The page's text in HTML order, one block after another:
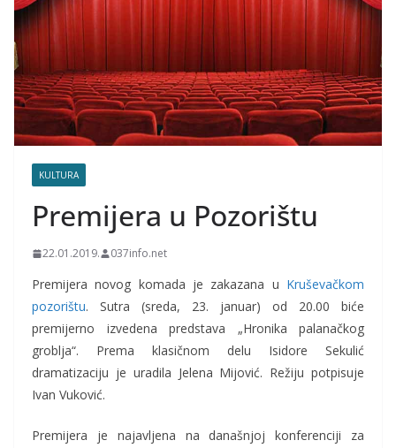
KULTURA
Premijera u Pozorištu
22.01.2019. 037info.net
Premijera novog komada je zakazana u Kruševačkom
pozorištu. Sutra (sreda, 23. januar) od 20.00 biće
premijerno izvedena predstava „Hronika palanačkog
groblja“. Prema klasičnom delu Isidore Sekulić
dramatizaciju je uradila Jelena Mijović. Režiju potpisuje
Ivan Vuković.
Premijera je najavljena na današnjoj konferenciji za